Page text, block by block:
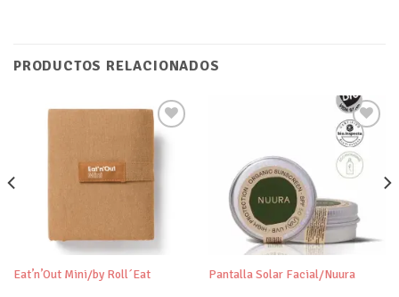
PRODUCTOS RELACIONADOS
Añadir
Eat’n’Out Mini/by Roll´Eat
Añadir
deseos
Pantalla Solar Facial/Nuura